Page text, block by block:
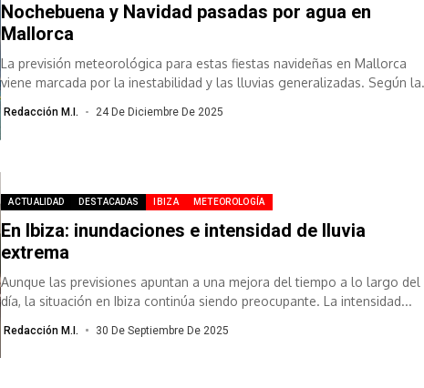
Nochebuena y Navidad pasadas por agua en
Mallorca
La previsión meteorológica para estas fiestas navideñas en Mallorca
viene marcada por la inestabilidad y las lluvias generalizadas. Según la
Redacción M.I. 24 De Diciembre De 2025
ACTUALIDAD DESTACADAS IBIZA METEOROLOGÍA
En Ibiza: inundaciones e intensidad de lluvia
extrema
Aunque las previsiones apuntan a una mejora del tiempo a lo largo del
día, la situación en Ibiza continúa siendo preocupante. La intensidad...
Redacción M.I. 30 De Septiembre De 2025